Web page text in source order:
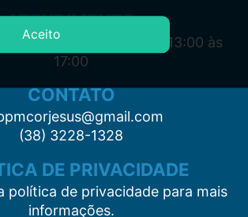
ATENDIMENTO
7:00 às 11:00 e das 13:00 às
17:00
CONTATO
(38) 3228-1328
DE PRIVACIDADE
política de privacidade para mais
informações.
Aceito